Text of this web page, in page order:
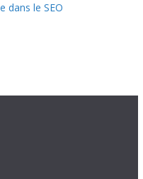
dans le SEO